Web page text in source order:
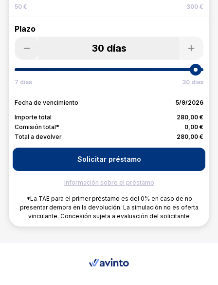
50 € 300 €
Plazo
30 días
7 días 30 días
Fecha de vencimiento
5/9/2026
Importe total
280,00 €
Comisión total*
0,00 €
Total a devolver
280,00 €
Solicitar préstamo
Información sobre el préstamo
*La TAE para el primer préstamo es del 0% en caso de no
presentar demora en la devolución. La simulación no es oferta
vinculante. Concesión sujeta a evaluación del solicitante